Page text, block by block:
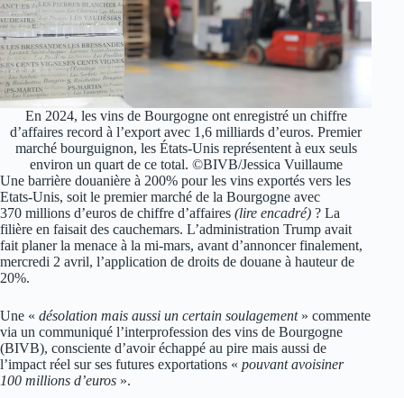
En 2024, les vins de Bourgogne ont enregistré un chiffre
d’affaires record à l’export avec 1,6 milliards d’euros. Premier
marché bourguignon, les États-Unis représentent à eux seuls
environ un quart de ce total. ©BIVB/Jessica Vuillaume
Une barrière douanière à 200% pour les vins exportés vers les
Etats-Unis, soit le premier marché de la Bourgogne avec
370 millions d’euros de chiffre d’affaires (lire encadré) ? La
filière en faisait des cauchemars. L’administration Trump avait
fait planer la menace à la mi-mars, avant d’annoncer finalement,
mercredi 2 avril, l’application de droits de douane à hauteur de
20%.
Une « désolation mais aussi un certain soulagement» commente
via un communiqué l’interprofession des vins de Bourgogne
(BIVB), consciente d’avoir échappé au pire mais aussi de
l’impact réel sur ses futures exportations « pouvant avoisiner
100 millions d’euros ».